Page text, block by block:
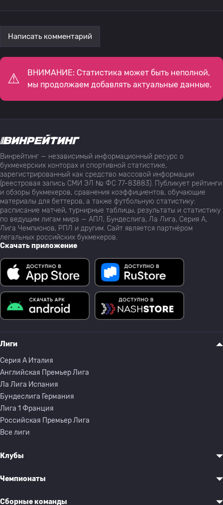
Написать комментарий
ВНИМАНИЕ: Статистика может быть неполной,
мы продолжаем добавлять актуальные данные.
Винрейтинг — независимый информационный ресурс о
букмекерских конторах и спортивной статистике,
зарегистрированный как средство массовой информации
(реестровая запись СМИ ЭЛ № ФС 77-83883). Публикует рейтинги
и обзоры букмекеров, сравнения коэффициентов, обучающие
материалы для беттеров, а также футбольную статистику:
расписание матчей, турнирные таблицы, результаты и статистику
по ведущим лигам мира — АПЛ, Бундеслига, Ла Лига, Серия А,
Лига Чемпионов, РПЛ и другим. Сайт является партнёром
легальных российских букмекеров.
Скачать приложение
Лиги
Серия A Италия
Английская Премьер Лига
Ла Лига Испания
Бундеслига Германия
Лига 1 Франция
Российская Премьер Лига
Все лиги
Клубы
Чемпионаты
Сборные команды